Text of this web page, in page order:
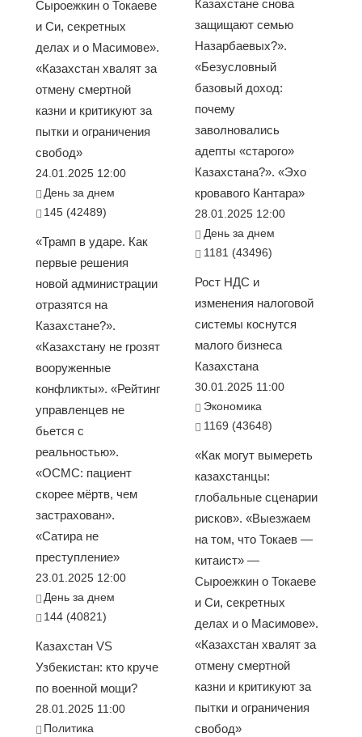
Сыроежкин о Токаеве
и Си, секретных
делах и о Масимове».
«Казахстан хвалят за
отмену смертной
казни и критикуют за
пытки и ограничения
свобод»
24.01.2025 12:00
День за днем
145 (42489)
«Трамп в ударе. Как
первые решения
новой администрации
отразятся на
Казахстане?».
«Казахстану не грозят
вооруженные
конфликты». «Рейтинг
управленцев не
бьется с
реальностью».
«ОСМС: пациент
скорее мёртв, чем
застрахован».
«Сатира не
преступление»
23.01.2025 12:00
День за днем
144 (40821)
Казахстан VS
Узбекистан: кто круче
по военной мощи?
28.01.2025 11:00
Политика
Казахстане снова
защищают семью
Назарбаевых?».
«Безусловный
базовый доход:
почему
заволновались
адепты «старого»
Казахстана?». «Эхо
кровавого Кантара»
28.01.2025 12:00
День за днем
1181 (43496)
Рост НДС и
изменения налоговой
системы коснутся
малого бизнеса
Казахстана
30.01.2025 11:00
Экономика
1169 (43648)
«Как могут вымереть
казахстанцы:
глобальные сценарии
рисков». «Выезжаем
на том, что Токаев —
китаист» —
Сыроежкин о Токаеве
и Си, секретных
делах и о Масимове».
«Казахстан хвалят за
отмену смертной
казни и критикуют за
пытки и ограничения
свобод»